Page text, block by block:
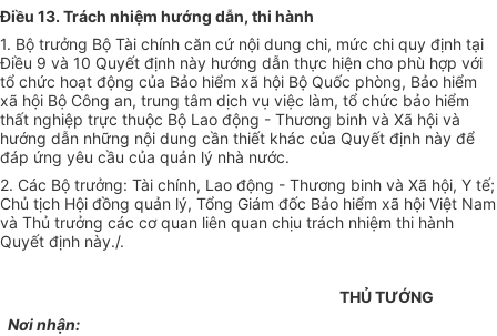
Điều 13. Trách nhiệm hướng dẫn, thi hành
1. Bộ trưởng Bộ Tài chính căn cứ nội dung chi, mức chi quy định tại
Điều 9 và 10 Quyết định này hướng dẫn thực hiện cho phù hợp với
tổ chức hoạt động của Bảo hiểm xã hội Bộ Quốc phòng, Bảo hiểm
xã hội Bộ Công an, trung tâm dịch vụ việc làm, tổ chức bảo hiểm
thất nghiệp trực thuộc Bộ Lao động - Thương binh và Xã hội và
hướng dẫn những nội dung cần thiết khác của Quyết định này để
đáp ứng yêu cầu của quản lý nhà nước.
2. Các Bộ trưởng: Tài chính, Lao động - Thương binh và Xã hội, Y tế;
Chủ tịch Hội đồng quản lý, Tổng Giám đốc Bảo hiểm xã hội Việt Nam
và Thủ trưởng các cơ quan liên quan chịu trách nhiệm thi hành
Quyết định này./.
Nơi nhận:
THỦ TƯỚNG